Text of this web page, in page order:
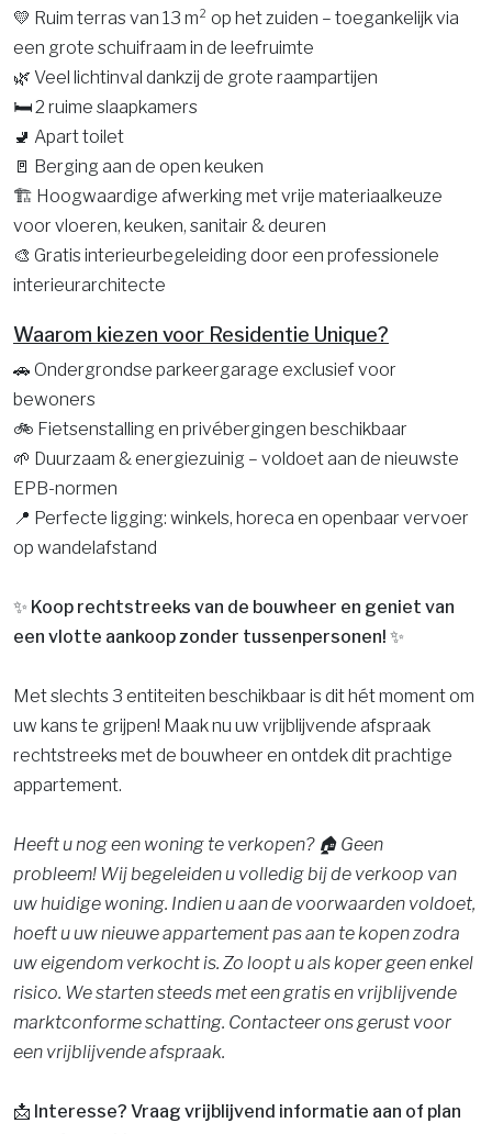
💛 Ruim terras van 13 m² op het zuiden – toegankelijk via
een grote schuifraam in de leefruimte
🌿 Veel lichtinval dankzij de grote raampartijen
🛏️ 2 ruime slaapkamers
🚽 Apart toilet
🚪 Berging aan de open keuken
🏗️ Hoogwaardige afwerking met vrije materiaalkeuze
voor vloeren, keuken, sanitair & deuren
🎨 Gratis interieurbegeleiding door een professionele
interieurarchitecte
Waarom kiezen voor Residentie Unique?
🚗 Ondergrondse parkeergarage exclusief voor
bewoners
🚲 Fietsenstalling en privébergingen beschikbaar
🌱 Duurzaam & energiezuinig – voldoet aan de nieuwste
EPB-normen
📍 Perfecte ligging: winkels, horeca en openbaar vervoer
op wandelafstand
✨ Koop rechtstreeks van de bouwheer en geniet van
een vlotte aankoop zonder tussenpersonen! ✨
Met slechts 3 entiteiten beschikbaar is dit hét moment om
uw kans te grijpen! Maak nu uw vrijblijvende afspraak
rechtstreeks met de bouwheer en ontdek dit prachtige
appartement.
Heeft u nog een woning te verkopen? 🏠 Geen
probleem! Wij begeleiden u volledig bij de verkoop van
uw huidige woning. Indien u aan de voorwaarden voldoet,
hoeft u uw nieuwe appartement pas aan te kopen zodra
uw eigendom verkocht is. Zo loopt u als koper geen enkel
risico. We starten steeds met een gratis en vrijblijvende
marktconforme schatting. Contacteer ons gerust voor
een vrijblijvende afspraak.
📩 Interesse? Vraag vrijblijvend informatie aan of plan